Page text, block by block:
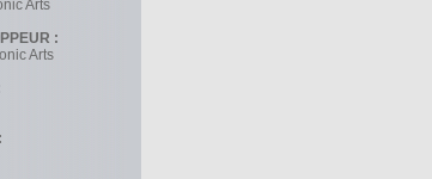
Arts
:
Arts